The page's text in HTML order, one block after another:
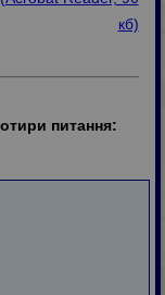
кб)
питання: